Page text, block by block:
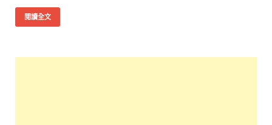
閱讀全文